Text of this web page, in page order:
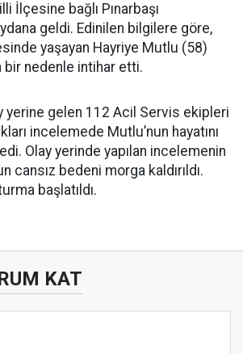
İlçesine bağlı Pınarbaşı
geldi. Edinilen bilgilere göre,
yaşayan Hayriye Mutlu (58)
bir nedenle intihar etti.
yerine gelen 112 Acil Servis ekipleri
incelemede Mutlu’nun hayatını
Olay yerinde yapılan incelemenin
cansız bedeni morga kaldırıldı.
başlatıldı.
KAT